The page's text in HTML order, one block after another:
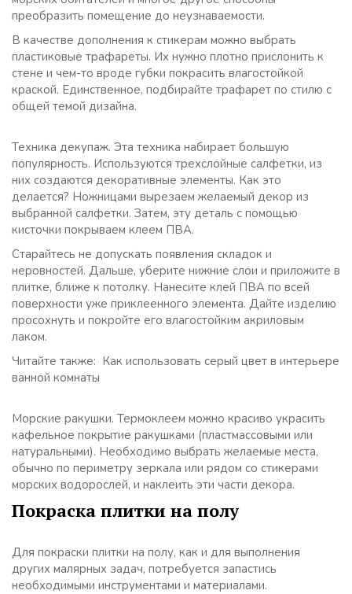
преобразить помещение до неузнаваемости.
В качестве дополнения к стикерам можно выбрать
пластиковые трафареты. Их нужно плотно прислонить к
стене и чем-то вроде губки покрасить влагостойкой
краской. Единственное, подбирайте трафарет по стилю с
общей темой дизайна.
Техника декупаж. Эта техника набирает большую
популярность. Используются трехслойные салфетки, из
них создаются декоративные элементы. Как это
делается? Ножницами вырезаем желаемый декор из
выбранной салфетки. Затем, эту деталь с помощью
кисточки покрываем клеем ПВА.
Старайтесь не допускать появления складок и
неровностей. Дальше, уберите нижние слои и приложите в
плитке, ближе к потолку. Нанесите клей ПВА по всей
поверхности уже приклеенного элемента. Дайте изделию
просохнуть и покройте его влагостойким акриловым
лаком.
Читайте также: Как использовать серый цвет в интерьере
ванной комнаты
Морские ракушки. Термоклеем можно красиво украсить
кафельное покрытие ракушками (пластмассовыми или
натуральными). Необходимо выбрать желаемые места,
обычно по периметру зеркала или рядом со стикерами
морских водорослей, и наклеить эти части декора.
Покраска плитки на полу
Для покраски плитки на полу, как и для выполнения
других малярных задач, потребуется запастись
необходимыми инструментами и материалами.